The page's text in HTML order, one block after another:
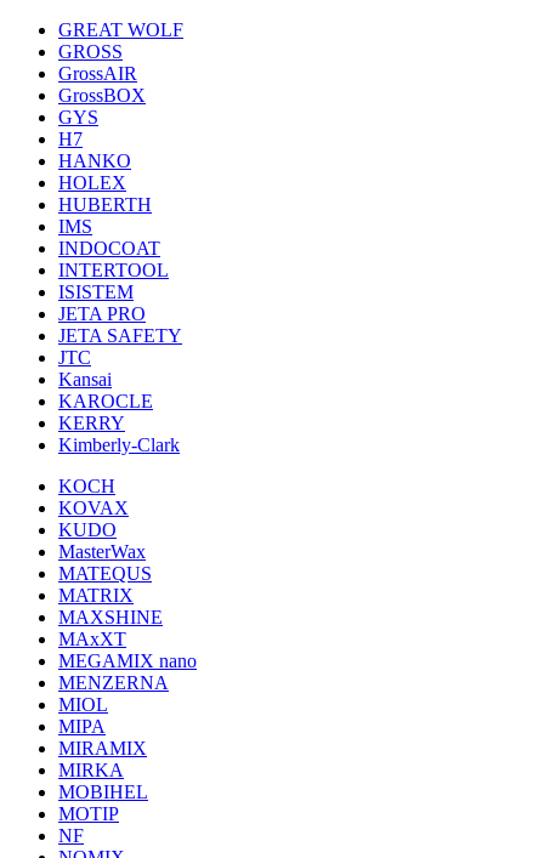
GREAT WOLF
GROSS
GrossAIR
GrossBOX
GYS
H7
HANKO
HOLEX
HUBERTH
IMS
INDOCOAT
INTERTOOL
ISISTEM
JETA PRO
JETA SAFETY
JTC
Kansai
KAROCLE
KERRY
Kimberly-Clark
KOCH
KOVAX
KUDO
MasterWax
MATEQUS
MATRIX
MAXSHINE
MAxXT
MEGAMIX nano
MENZERNA
MIOL
MIPA
MIRAMIX
MIRKA
MOBIHEL
MOTIP
NF